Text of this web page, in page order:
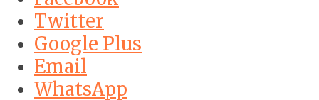
Twitter
Google Plus
Email
WhatsApp